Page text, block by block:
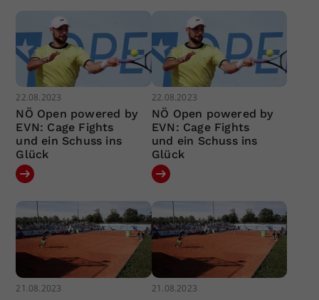
22.08.2023
NÖ Open powered by
EVN: Cage Fights
und ein Schuss ins
Glück
22.08.2023
NÖ Open powered by
EVN: Cage Fights
und ein Schuss ins
Glück
21.08.2023 21.08.2023